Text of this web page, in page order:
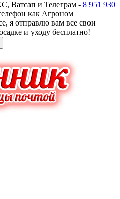
Ватсап и Телеграм - 8 951 930
как Агроном
я отправлю вам все свои
и уходу бесплатно!